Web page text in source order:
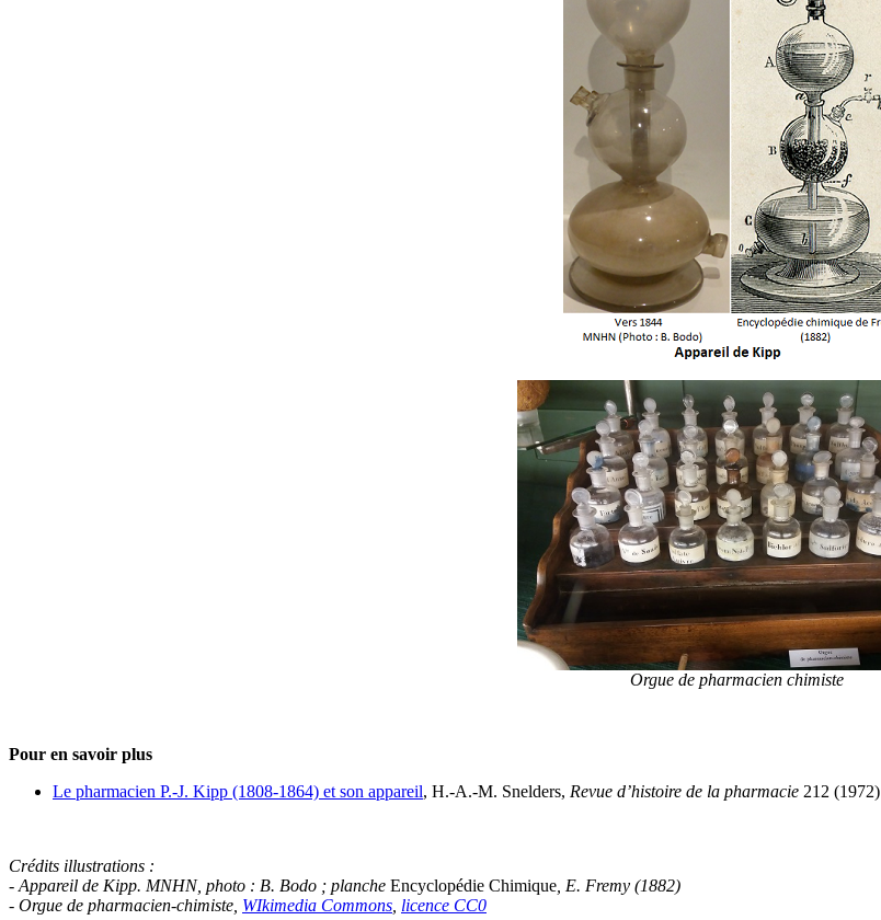
Orgue de pharmacien chimiste
Pour en savoir plus
Le pharmacien P.-J. Kipp (1808-1864) et son appareil, H.-A.-M. Snelders, Revue d’histoire de la pharmacie 212
Crédits illustrations :
- Appareil de Kipp. MNHN, photo : B. Bodo ; planche Encyclopédie Chimique , E. Fremy (1882)
- Orgue de pharmacien-chimiste, WIkimedia Commons licence CC0